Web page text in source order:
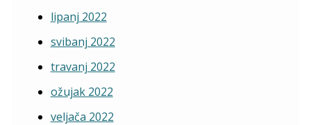
lipanj 2022
svibanj 2022
travanj 2022
ožujak 2022
veljača 2022